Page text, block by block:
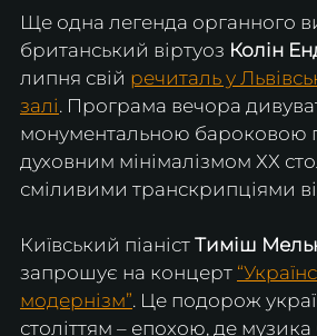
Ще одна легенда органного
британський віртуоз Колін
липня свій речиталь у
залі. Програма вечора
монументальною бароковою
духовним мінімалізмом ХХ
сміливими транскрипціями
Київський піаніст Тиміш
запрошує на концерт
модернізм”. Це подорож
століттям – епохою, де музика